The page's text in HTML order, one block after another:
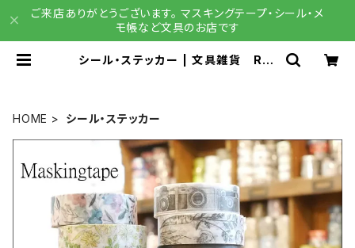
ご来店ありがとうございます。 マスキングテープ・シール・メ
モ帳など文具のお店です
シール・ステッカー | 文具雑貨 RAI
HOME シール・ステッカー